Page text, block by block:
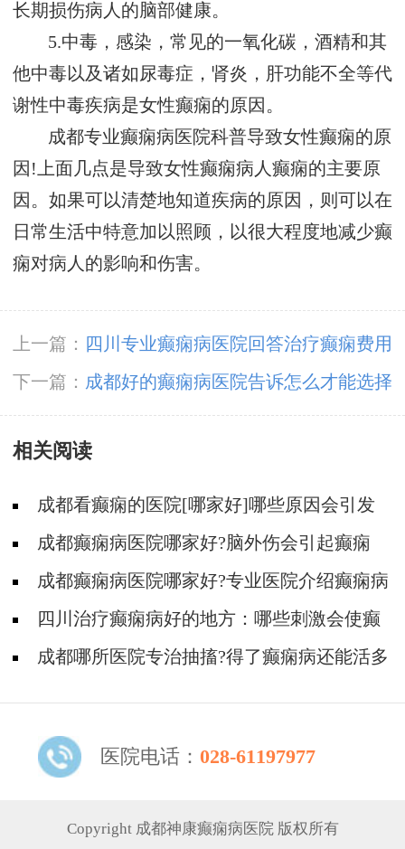
长期损伤病人的脑部健康。
5.中毒，感染，常见的一氧化碳，酒精和其
他中毒以及诸如尿毒症，肾炎，肝功能不全等代
谢性中毒疾病是女性癫痫的原因。
成都专业癫痫病医院科普导致女性癫痫的原
因!上面几点是导致女性癫痫病人癫痫的主要原
因。如果可以清楚地知道疾病的原因，则可以在
日常生活中特意加以照顾，以很大程度地减少癫
痫对病人的影响和伤害。
上一篇：
四川专业癫痫病医院回答治疗癫痫费用
大概是多少?
下一篇： 成都好的癫痫病医院告诉怎么才能选择
专业的癫痫医院!
相关阅读
成都看癫痫的医院[哪家好]哪些原因会引发
癫痫呢?
成都癫痫病医院哪家好?脑外伤会引起癫痫
吗?成都癫痫病医院哪家好?专业医院介绍癫痫病
的诱因!四川治疗癫痫病好的地方：哪些刺激会使癫
痫病发作?
成都哪所医院专治抽搐?得了癫痫病还能活多
医院电话： 028-61197977
Copyright 成都神康癫痫病医院 版权所有